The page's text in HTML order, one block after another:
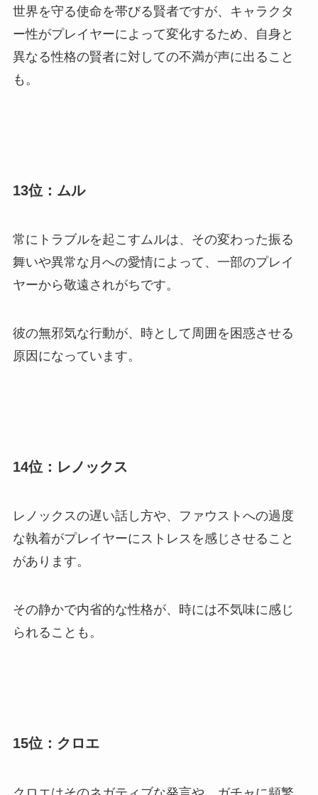
世界を守る使命を帯びる賢者ですが、キャラクタ
ー性がプレイヤーによって変化するため、自身と
異なる性格の賢者に対しての不満が声に出ること
も。
13位：ムル
常にトラブルを起こすムルは、その変わった振る
舞いや異常な月への愛情によって、一部のプレイ
ヤーから敬遠されがちです。
彼の無邪気な行動が、時として周囲を困惑させる
原因になっています。
14位：レノックス
レノックスの遅い話し方や、ファウストへの過度
な執着がプレイヤーにストレスを感じさせること
があります。
その静かで内省的な性格が、時には不気味に感じ
られることも。
15位：クロエ